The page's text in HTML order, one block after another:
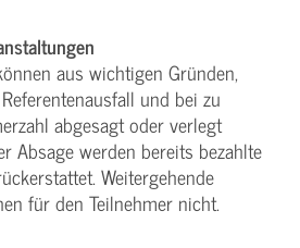
aus wichtigen Gründen,
und bei zu
abgesagt oder verlegt
Absage werden bereits bezahlte
Weitergehende
für den Teilnehmer nicht.